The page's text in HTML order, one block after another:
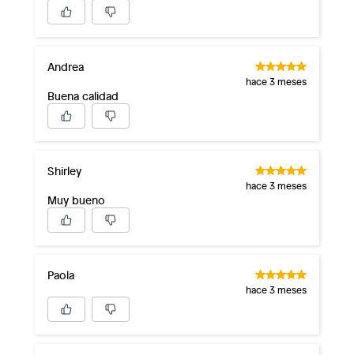
Andrea
hace 3 meses
Buena calidad
Shirley
hace 3 meses
Muy bueno
Paola
hace 3 meses